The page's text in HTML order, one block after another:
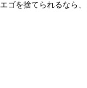
エゴを捨てられるなら